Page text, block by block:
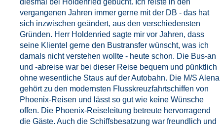
diesmal bei Holdenried gebucht. Ich reiste in den
vergangenen Jahren immer gerne mit der DB - das hat
sich inzwischen geändert, aus den verschiedensten
Gründen. Herr Holdenried sagte mir vor Jahren, dass
seine Klientel gerne den Bustransfer wünscht, was ich
damals nicht verstehen wollte - heute schon. Die Bus-an
und -abreise war bei dieser Reise bequem und pünktlich
ohne wesentliche Staus auf der Autobahn. Die M/S Alena
gehört zu den modernsten Flusskreuzfahrtschiffen von
Phoenix-Reisen und lässt so gut wie keine Wünsche
offen. Die Phoenix-Reiseleitung betreute hervorragend
die Gäste. Auch die Schiffsbesatzung war freundlich und